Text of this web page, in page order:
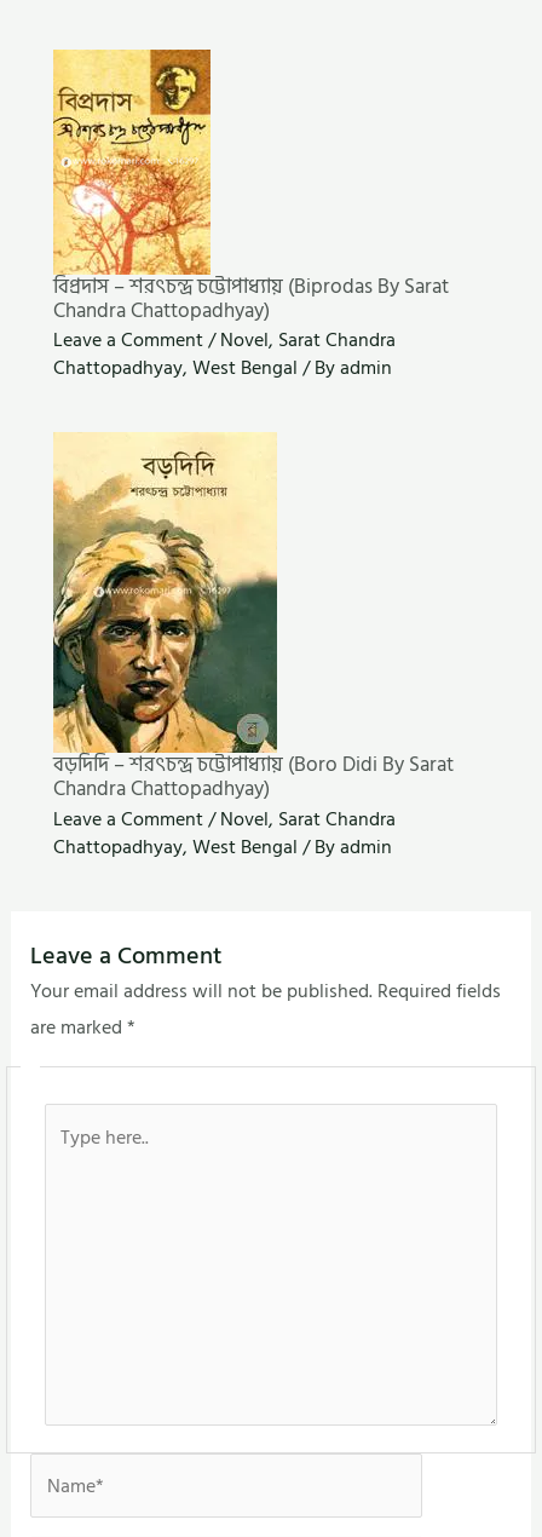
বিপ্রদাস – শরৎচন্দ্র চট্টোপাধ্যায় (Biprodas By Sarat
Chandra Chattopadhyay)
Leave a Comment/Novel, Sarat Chandra
Chattopadhyay,West Bengal/ Byadmin
বড়দিদি – শরৎচন্দ্র চট্টোপাধ্যায় (Boro Didi By Sarat
Chandra Chattopadhyay)
Leave a Comment/Novel, Sarat Chandra
Chattopadhyay,West Bengal/ Byadmin
Leave a Comment
Your email address will not be published.Required fields
are marked*
here..
Name*